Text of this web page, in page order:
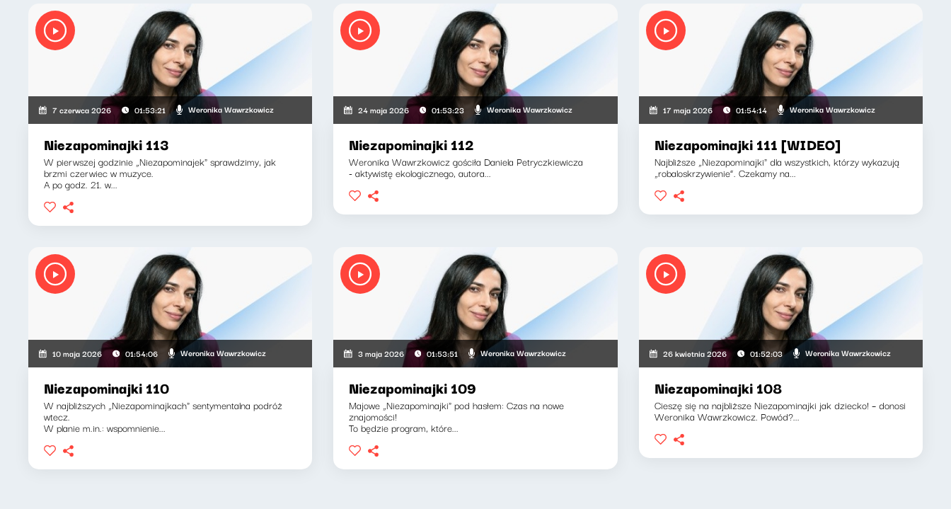
7 czerwca 2026 01:53:21 Weronika Wawrzkowicz
Niezapominajki 113
W pierwszej godzinie „Niezapominajek" sprawdzimy, jak
brzmi czerwiec w muzyce.
A po godz. 21. w...
24 maja 2026 01:53:23 Weronika Wawrzkowicz
Niezapominajki 112
Weronika Wawrzkowicz gościła Daniela Petryczkiewicza
- aktywistę ekologicznego, autora...
17 maja 2026 01:54:14 Weronika Wawrzkowicz
Niezapominajki 111 [WIDEO]
Najbliższe „Niezapominajki" dla wszystkich, którzy wykazują
„robaloskrzywienie”. Czekamy na...
10 maja 2026 01:54:06 Weronika Wawrzkowicz
Niezapominajki 110
W najbliższych „Niezapominajkach" sentymentalna podróż
wtecz.
W planie m.in.: wspomnienie...
3 maja 2026 01:53:51 Weronika Wawrzkowicz
Niezapominajki 109
Majowe „Niezapominajki" pod hasłem: Czas na nowe
znajomości!
To będzie program, które...
26 kwietnia 2026 01:52:03 Weronika Wawrzkowicz
Niezapominajki 108
Cieszę się na najbliższe Niezapominajki jak dziecko! – donosi
Weronika Wawrzkowicz. Powód?...